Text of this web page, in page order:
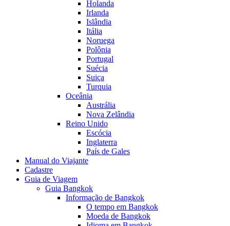
Holanda
Irlanda
Islândia
Itália
Noruega
Polônia
Portugal
Suécia
Suiça
Turquia
Oceânia
Austrália
Nova Zelândia
Reino Unido
Escócia
Inglaterra
País de Gales
Manual do Viajante
Cadastre
Guia de Viagem
Guia Bangkok
Informação de Bangkok
O tempo em Bangkok
Moeda de Bangkok